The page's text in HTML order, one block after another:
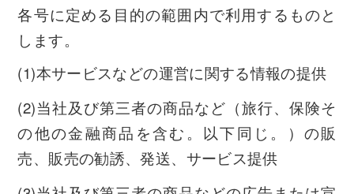
各号に定める目的の範囲内で利用するものと
します。
(1)本サービスなどの運営に関する情報の提供
(2)当社及び第三者の商品など（旅行、保険そ
の他の金融商品を含む。以下同じ。）の販
売、販売の勧誘、発送、サービス提供